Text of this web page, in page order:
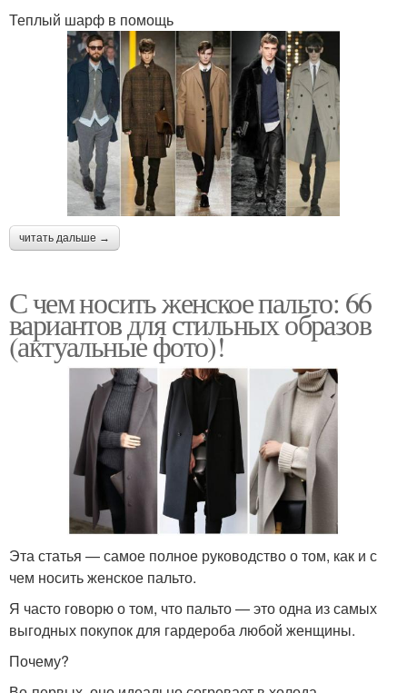
Теплый шарф в помощь
читать дальше →
С чем носить женское пальто: 66
вариантов для стильных образов
(актуальные фото)!
Эта статья — самое полное руководство о том, как и с
чем носить женское пальто.
Я часто говорю о том, что пальто — это одна из самых
выгодных покупок для гардероба любой женщины.
Почему?